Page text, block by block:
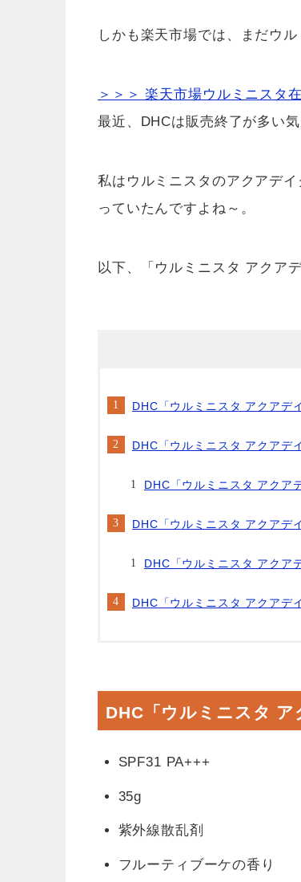
しかも楽天市場では、まだウ
＞＞＞ 楽天市場ウルミニスタ
最近、DHCは販売終了が多い気
私はウルミニスタのアクアデ
っていたんですよね～。
以下、「ウルミニスタ アクア
DHC「ウルミニスタ アクアデ
DHC「ウルミニスタ アクアデ
DHC「ウルミニスタ アクア
DHC「ウルミニスタ アクアデ
DHC「ウルミニスタ アクア
DHC「ウルミニスタ アクアデ
DHC「ウルミニスタ
SPF31 PA+++
35g
紫外線散乱剤
フルーティブーケの香り